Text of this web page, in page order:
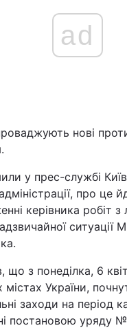
ad
нові
у прес-службі
про це
керівника робіт з
ситуації
що з понеділка, 6
містах України,
заходи на період
постановою уряду